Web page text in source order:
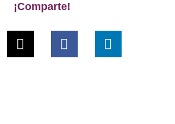
¡Comparte!